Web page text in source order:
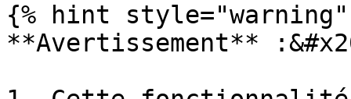
{% hint style="warning"
**Avertissement**